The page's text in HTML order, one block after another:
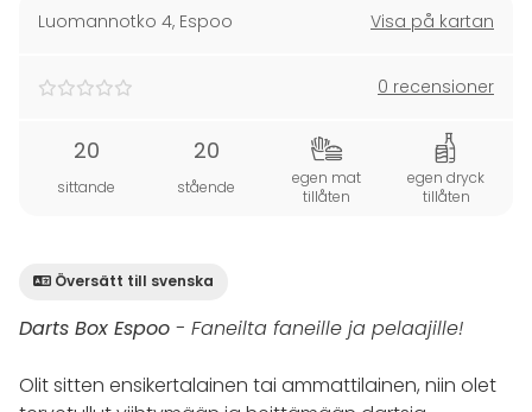
Luomannotko 4, Espoo Visa på kartan
0 recensioner
20
sittande
20
stående
egen mat
tillåten
egen dryck
tillåten
Översätt till svenska
Darts Box Espoo - Faneilta faneille ja pelaajille!
Olit sitten ensikertalainen tai ammattilainen, niin olet